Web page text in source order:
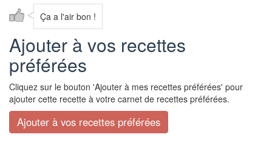
Ça a l'air bon !
Ajouter à vos recettes
préférées
Cliquez sur le bouton 'Ajouter à mes recettes préférées' pour
ajouter cette recette à votre carnet de recettes préférées.